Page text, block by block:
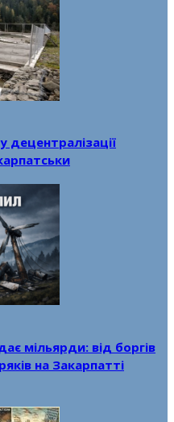
децентралізації
мільярди: від боргів
на Закарпатті